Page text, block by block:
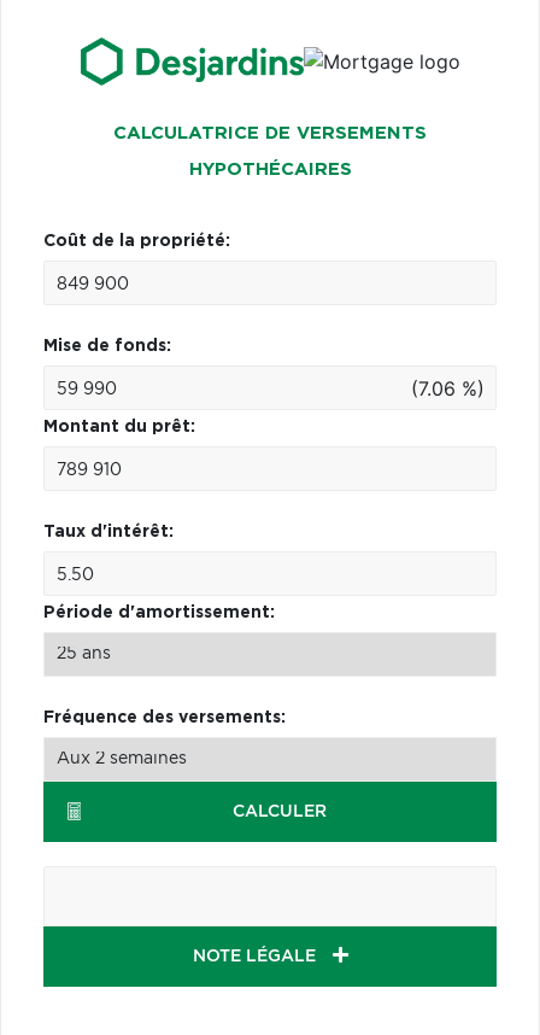
CALCULATRICE DE VERSEMENTS
HYPOTHÉCAIRES
Coût de la propriété:
Mise de fonds:
(7.06 %)
Montant du prêt:
Taux d'intérêt:
Période d'amortissement:
Fréquence des versements:
CALCULER
NOTE LÉGALE